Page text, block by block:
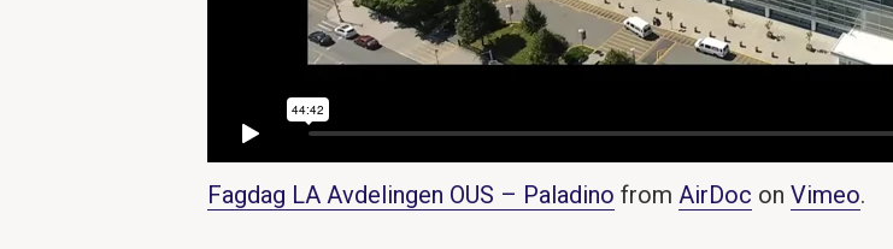
Fagdag LA Avdelingen OUS – Paladino from AirDoc on Vimeo.